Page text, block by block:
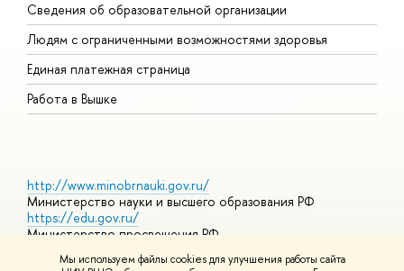
Мы используем файлы cookies для улучшения работы сайта
Сведения об образовательной организации
Людям с ограниченными возможностями здоровья
Единая платежная страница
Работа в Вышке
http://www.minobrnauki.gov.ru/
Министерство науки и высшего образования РФ
https://edu.gov.ru/
Министерство просвещения РФ
https://elearning.hse.ru/mooc
Массовые открытые онлайн-курсы